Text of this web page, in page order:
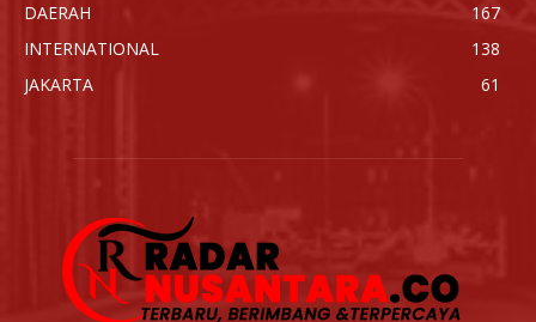
DAERAH
167
INTERNATIONAL
138
JAKARTA
61